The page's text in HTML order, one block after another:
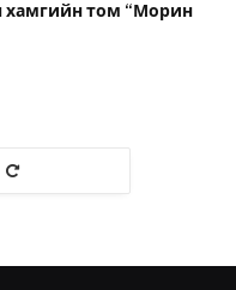
хамгийн том “Морин